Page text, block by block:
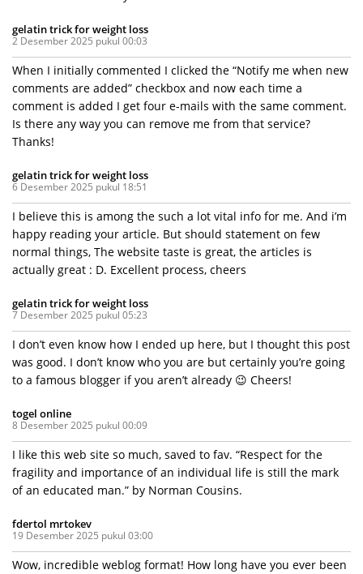
gelatin trick for weight loss
2 Desember 2025 pukul 00:03
When I initially commented I clicked the “Notify me when new
comments are added” checkbox and now each time a
comment is added I get four e-mails with the same comment.
Is there any way you can remove me from that service?
Thanks!
gelatin trick for weight loss
6 Desember 2025 pukul 18:51
I believe this is among the such a lot vital info for me. And i’m
happy reading your article. But should statement on few
normal things, The website taste is great, the articles is
actually great : D. Excellent process, cheers
gelatin trick for weight loss
7 Desember 2025 pukul 05:23
I don’t even know how I ended up here, but I thought this post
was good. I don’t know who you are but certainly you’re going
to a famous blogger if you aren’t already 😉 Cheers!
togel online
8 Desember 2025 pukul 00:09
I like this web site so much, saved to fav. “Respect for the
fragility and importance of an individual life is still the mark
of an educated man.” by Norman Cousins.
fdertol mrtokev
19 Desember 2025 pukul 03:00
Wow, incredible weblog format! How long have you ever been